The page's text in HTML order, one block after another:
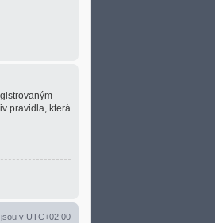
pravidla, která
v UTC+02:00